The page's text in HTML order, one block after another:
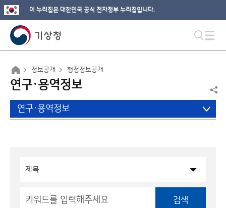
이 누리집은 대한민국 공식 전자정부 누리집입니다.
정보공개 행정정보공개
연구·용역정보
연구·용역정보
검색